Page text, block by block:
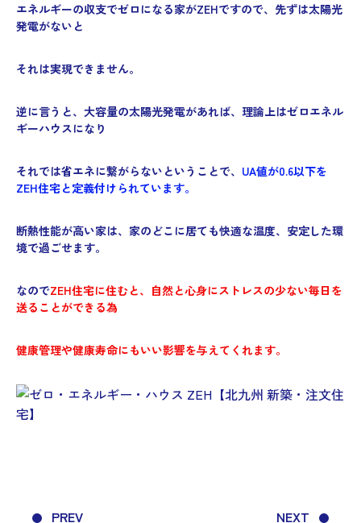
エネルギーの収支でゼロになる家がZEHですので、先ずは太陽光
発電がないと
それは実現できません。
逆に言うと、大容量の太陽光発電があれば、理論上はゼロエネル
ギーハウスになり
それでは省エネに繋がらないということで、 UA値が0.6以下を
ZEH住宅と定義付けられています。
断熱性能が高い家は、家のどこに居ても快適な温度、安定した環
境で過ごせます。
なのでZEH住宅に住むと、自然と心身にストレスの少ない毎日を
送ることができる為
健康管理や健康寿命にもいい影響を与えてくれます。
PREV NEXT